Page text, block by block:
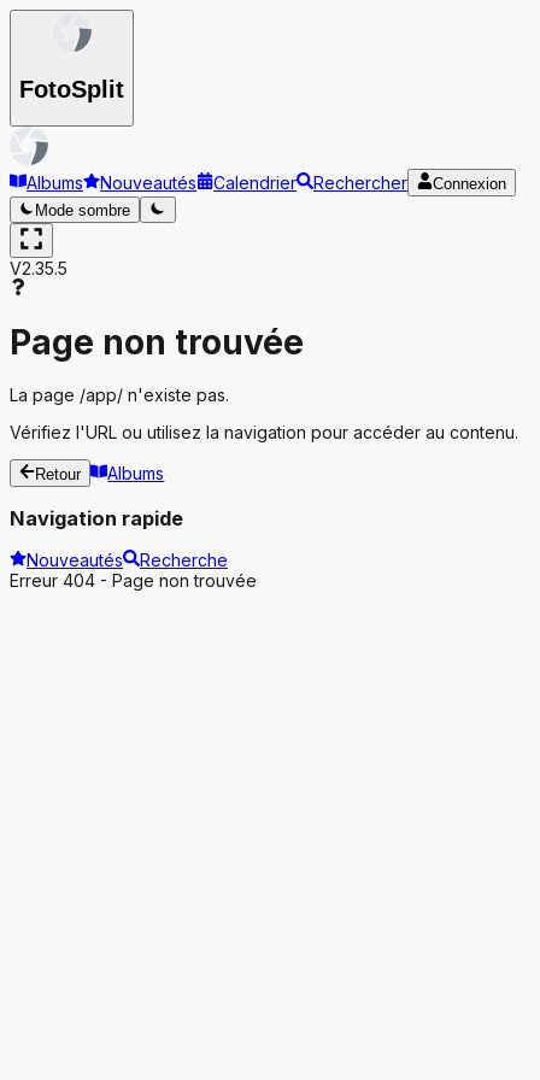
FotoSplit
Albums Nouveautés Calendrier Rechercher
Connexion
Mode sombre
V2.35.5
Page non trouvée
La page /app/ n'existe pas.
Vérifiez l'URL ou utilisez la navigation pour accéder au contenu.
Retour Albums
Navigation rapide
Nouveautés
Recherche
Erreur 404 - Page non trouvée